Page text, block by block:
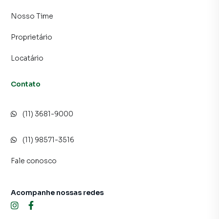
Nosso Time
Proprietário
Locatário
Contato
(11) 3681-9000
(11) 98571-3516
Fale conosco
Acompanhe nossas redes